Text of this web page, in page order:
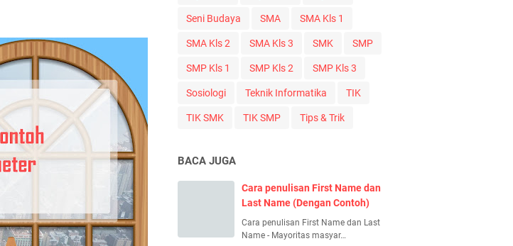
Seni Budaya SMA SMA Kls 1
SMA Kls 2 SMA Kls 3 SMK SMP
SMP Kls 1 SMP Kls 2 SMP Kls 3
Sosiologi Teknik Informatika TIK
TIK SMK TIK SMP Tips & Trik
BACA JUGA
Cara penulisan First Name dan
Last Name (Dengan Contoh)
Cara penulisan First Name dan Last
Name - Mayoritas masyar…